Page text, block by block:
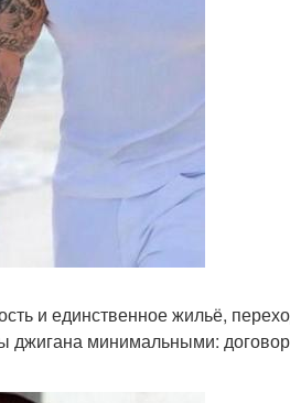
и единственное жильё,
джигана минимальными: